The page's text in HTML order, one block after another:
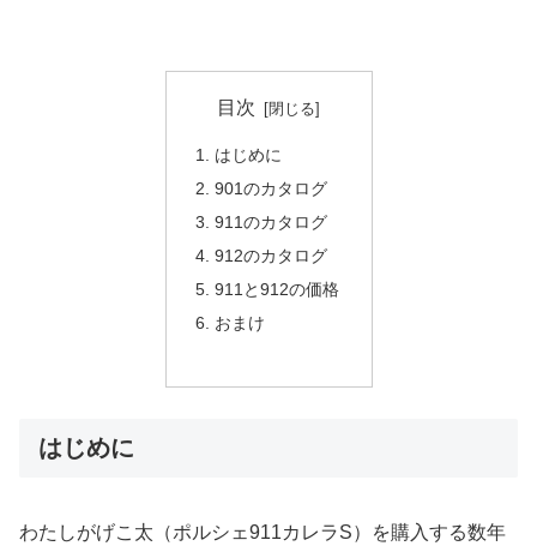
目次
はじめに
901のカタログ
911のカタログ
912のカタログ
911と912の価格
おまけ
はじめに
わたしがげこ太（ポルシェ911カレラS）を購入する数年